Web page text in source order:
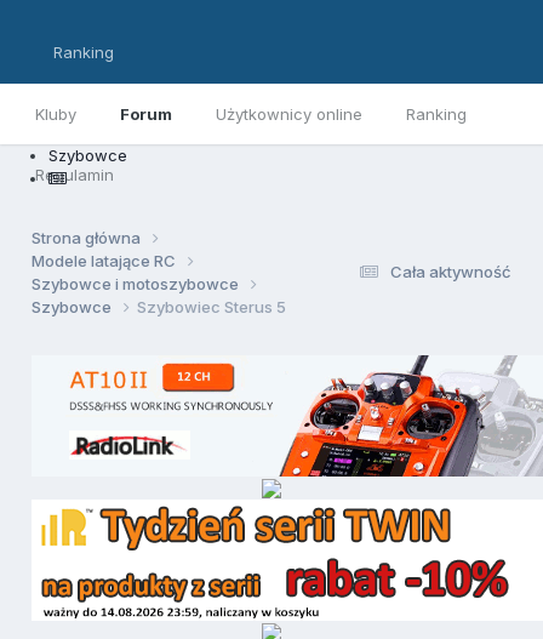
Kluby Forum Użytkownicy online Ranking
Regulamin
Ranking
Szybowce
Cała aktywność
Strona główna
Modele latające RC
Szybowce i motoszybowce
Szybowce
Szybowiec Sterus 5